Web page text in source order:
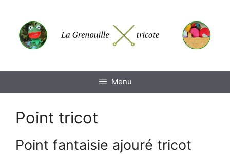
contenu
Menu
Point tricot
Point fantaisie ajouré tricot